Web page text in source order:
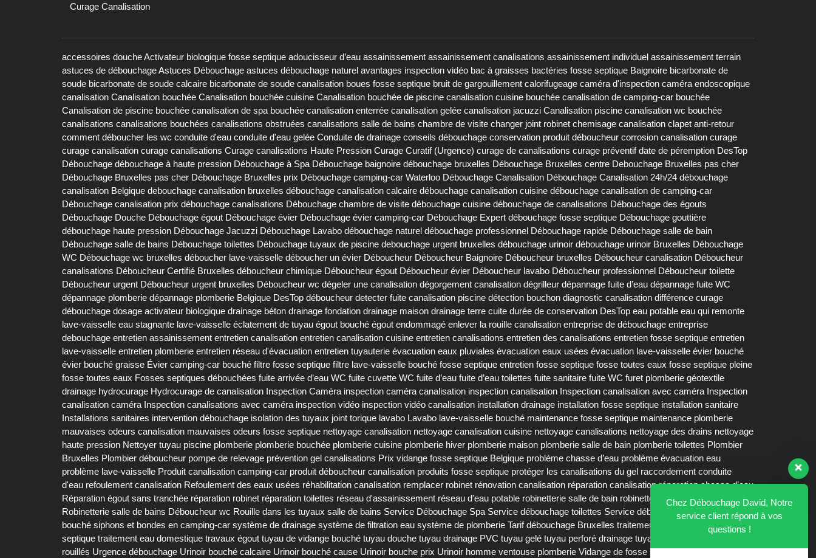
Curage Canalisation
accessoires doucheActivateur biologique fosse septique adoucisseur d’eau assainissement assainissement canalisations assainissement individuel assainissement terrain
astuces de débouchageAstuces Débouchage astuces débouchage naturel avantages inspection vidéo bac à graisses bactéries fosse septique Baignoire bicarbonate de
soude bicarbonate de soude calcaire bicarbonate de soude canalisation boues fosse septique bruit de gargouillement calorifugeage caméra d'inspection caméra endoscopique
canalisation Canalisation bouchée Canalisation bouchée cuisine Canalisation bouchée de piscine canalisation cuisine bouchée canalisation de camping-car bouchée
Canalisation de piscine bouchée canalisation de spa bouchée canalisation enterrée canalisation gelée canalisation jacuzzi Canalisation piscine canalisation wc bouchée
canalisations canalisations bouchées canalisations obstruées canalisations salle de bains chambre de visite changer joint robinet chemisage canalisation clapet anti-retour
comment déboucher les wc conduite d'eau conduite d'eau gelée Conduite de drainage conseils débouchage conservation produit déboucheur corrosion canalisation curage
curage canalisation curage canalisations Curage canalisations Haute Pression Curage Curatif (Urgence) curage de canalisations curage préventif date de péremption DesTop
Débouchage débouchage à haute pression Débouchage à Spa Débouchage baignoire débouchage bruxelles Débouchage Bruxelles centre Debouchage Bruxelles pas cher
Débouchage Bruxelles pas cher Débouchage Bruxelles prix Débouchage camping-car Waterloo Débouchage Canalisation Débouchage Canalisation 24h/24 débouchage
canalisation Belgique debouchage canalisation bruxelles débouchage canalisation calcaire débouchage canalisation cuisine débouchage canalisation de camping-car
Débouchage canalisation prix débouchage canalisations Débouchage chambre de visite débouchage cuisine débouchage de canalisations Débouchage des égouts
Débouchage Douche Débouchage égout Débouchage évier Débouchage évier camping-car Débouchage Expert débouchage fosse septique Débouchage gouttière
débouchage haute pression Débouchage Jacuzzi Débouchage Lavabo débouchage naturel débouchage professionnel Débouchage rapide Débouchage salle de bain
Débouchage salle de bains Débouchage toilettes Débouchage tuyaux de piscine debouchage urgent bruxelles débouchage urinoir débouchage urinoir Bruxelles Débouchage
WC Débouchage wc bruxelles déboucher lave-vaisselle déboucher un évier Déboucheur Déboucheur Baignoire Déboucheur bruxelles Déboucheur canalisation Déboucheur
canalisations Déboucheur Certifié Bruxelles déboucheur chimique Déboucheur égout Déboucheur évier Déboucheur lavabo Déboucheur professionnel Déboucheur toilette
Déboucheur urgent Déboucheur urgent bruxelles Déboucheur wc dégeler une canalisation dégorgement canalisation dégrilleur dépannage fuite d’eau dépannage fuite WC
dépannage plomberie dépannage plomberie Belgique DesTop déboucheur detecter fuite canalisation piscine détection bouchon diagnostic canalisation différence curage
débouchage dosage activateur biologique drainage béton drainage fondation drainage maison drainage terre cuite durée de conservation DesTop eau potable eau qui remonte
lave-vaisselle eau stagnante lave-vaisselle éclatement de tuyau égout bouché égout endommagé enlever la rouille canalisation entreprise de débouchage entreprise
debouchage entretien assainissement entretien canalisation entretien canalisation cuisine entretien canalisations entretien des canalisations entretien fosse septique entretien
lave-vaisselle entretien plomberie entretien réseau d'évacuation entretien tuyauterie évacuation eaux pluviales évacuation eaux usées évacuation lave-vaisselle évier bouché
évier bouché graisse Évier camping-car bouché filtre fosse septique filtre lave-vaisselle bouché fosse septique entretien fosse septique fosse toutes eaux fosse septique pleine
fosse toutes eaux Fosses septiques débouchées fuite arrivée d’eau WC fuite cuvette WC fuite d’eau fuite d’eau toilettes fuite sanitaire fuite WC furet plomberie géotextile
drainage hydrocurage Hydrocurage de canalisation Inspection Caméra inspection caméra canalisation inspection canalisation Inspection canalisation avec caméra Inspection
canalisation caméra Inspection canalisations avec caméra inspection vidéo inspection vidéo canalisation installation drainage installation fosse septique installation sanitaire
Installations sanitaires intervention débouchage isolation des tuyaux joint torique lavabo Lavabo lave-vaisselle bouché maintenance fosse septique maintenance plomberie
mauvaises odeurs canalisation mauvaises odeurs fosse septique nettoyage canalisation nettoyage canalisation cuisine nettoyage canalisations nettoyage des drains nettoyage
haute pression Nettoyer tuyau piscine plomberie plomberie bouchée plomberie cuisine plomberie hiver plomberie maison plomberie salle de bain plomberie toilettes Plombier
Bruxelles Plombier déboucheur pompe de relevage prévention gel canalisations Prix vidange fosse septique Belgique problème chasse d’eau problème évacuation eau
problème lave-vaisselle Produit canalisation camping-car produit déboucheur canalisation produits fosse septique protéger les canalisations du gel raccordement conduite
d'eau refoulement canalisation Refoulement des eaux usées réhabilitation canalisation remplacer robinet rénovation canalisation réparation canalisation réparation chasse d’eau
Réparation égout sans tranchée réparation robinet réparation toilettes réseau d'assainissement réseau d'eau potable robinetterie salle de bain robinetterie salle de bains
Robinetterie salle de bains Déboucheur wc Rouille dans les tuyaux salle de bains Service Débouchage Spa Service débouchage toilettes Service débouchage urinoir
siphon
bouché siphons et bondes en camping-car système de drainage système de filtration eau système de plomberie Tarif débouchage Bruxelles traitement biologique fosse
septique traitement eau domestique travaux égout tuyau de vidange bouché tuyau douche tuyau drainage PVC tuyau gelé tuyau perforé drainage tuyaux bouchés
rouillés Urgence débouchage Urinoir bouché calcaire Urinoir bouché cause Urinoir bouche prix Urinoir homme ventouse plomberie Vidange de fosse septique Vidange fosse
Chez Débouchage David, Notre
service client répond à vos
questions !